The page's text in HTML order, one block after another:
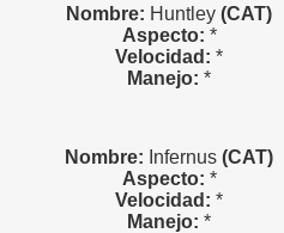
Nombre: Huntley (CAT)
Aspecto: *
Velocidad: *
Manejo: *
Nombre: Infernus (CAT)
Aspecto: *
Velocidad: *
Manejo: *